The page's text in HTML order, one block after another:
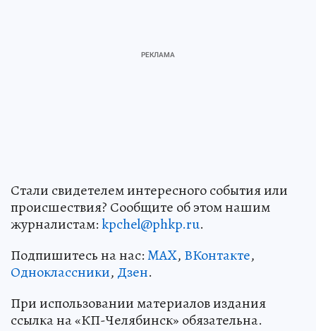
Стали свидетелем интересного события или
происшествия? Сообщите об этом нашим
журналистам:kpchel@phkp.ru.
Подпишитесь на нас:MAX, ВКонтакте,
Одноклассники, Дзен.
При использовании материалов издания
ссылка на «КП-Челябинск» обязательна.